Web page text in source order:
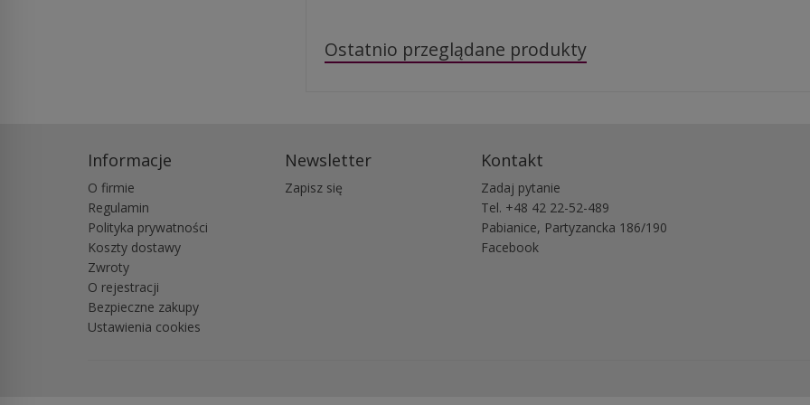
Ostatnio przeglądane produkty
Informacje
O firmie
Regulamin
Polityka prywatności
Koszty dostawy
Zwroty
O rejestracji
Bezpieczne zakupy
Ustawienia cookies
Newsletter
Zapisz się
Kontakt
Zadaj pytanie
Tel. +48 42 22-52-489
Pabianice, Partyzancka 186/190
Facebook